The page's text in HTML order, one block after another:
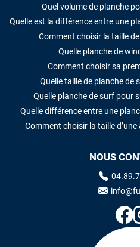
Quel volume de planche
Quelle est la différence entre une
Comment choisir la taille
Quelle planche de
Comment choisir sa
Quelle taille de planche de
Quelle planche de surf pour
Quelle différence entre une
Comment choisir la taille
NOUS